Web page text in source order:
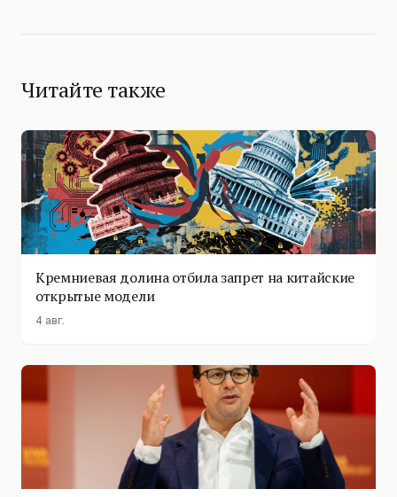
Читайте также
Кремниевая долина отбила запрет на китайские
открытые модели
4 авг.